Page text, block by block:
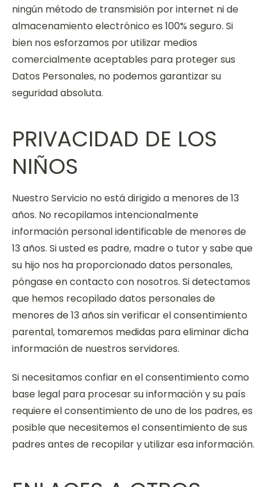
ningún método de transmisión por internet ni de
almacenamiento electrónico es 100% seguro. Si
bien nos esforzamos por utilizar medios
comercialmente aceptables para proteger sus
Datos Personales, no podemos garantizar su
seguridad absoluta.
PRIVACIDAD DE LOS
NIÑOS
Nuestro Servicio no está dirigido a menores de 13
años. No recopilamos intencionalmente
información personal identificable de menores de
13 años. Si usted es padre, madre o tutor y sabe que
su hijo nos ha proporcionado datos personales,
póngase en contacto con nosotros. Si detectamos
que hemos recopilado datos personales de
menores de 13 años sin verificar el consentimiento
parental, tomaremos medidas para eliminar dicha
información de nuestros servidores.
Si necesitamos confiar en el consentimiento como
base legal para procesar su información y su país
requiere el consentimiento de uno de los padres, es
posible que necesitemos el consentimiento de sus
padres antes de recopilar y utilizar esa información.